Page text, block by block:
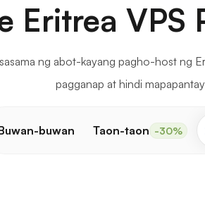
Eritrea VPS
ng abot-kayang pagho-host ng
pagganap at hindi
buwan Taon-taon -30%